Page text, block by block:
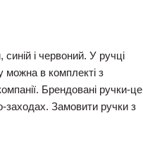
і червоний. У ручці
можна в комплекті з
Брендовані ручки-це
заходах. Замовити ручки з